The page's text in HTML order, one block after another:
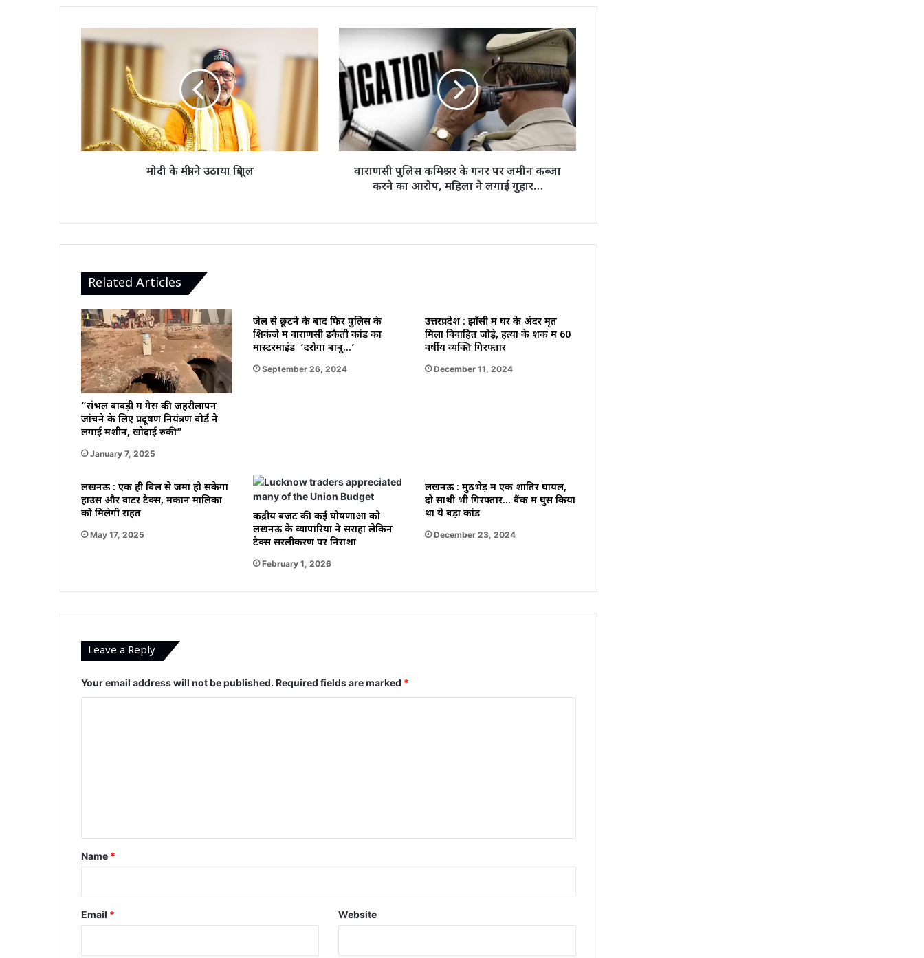
मोदी के मंत्री ने उठाया त्रिशूल
वाराणसी
कमिश्नर
के
गनर
पर
जमीन
कब्जा
करने
आरोप,
लगाई
वाराणसी पुलिस कमिश्नर के गनर पर जमीन कब्जा
करने का आरोप, महिला ने लगाई गुहार…
Related Articles
“संभल बावड़ी में गैस की जहरीलापन
जांचने के लिए प्रदूषण नियंत्रण बोर्ड ने
लगाई मशीन, खोदाई रुकी”
January 7, 2025
जेल से छूटने के बाद फिर पुलिस के
शिकंजे में वाराणसी डकैती कांड का
मास्टरमाइंड ‘दरोगा बाबू…’
September 26, 2024
उत्तरप्रदेश : झाँसी में घर के अंदर मृत
मिला विवाहित जोड़े, हत्या के शक में 60
वर्षीय व्यक्ति गिरफ्तार
December 11, 2024
लखनऊ : एक ही बिल से जमा हो सकेगा
हाउस और वाटर टैक्स, मकान मालिकों
को मिलेगी राहत
May 17, 2025
केंद्रीय बजट की कई घोषणाओं को
लखनऊ के व्यापारियों ने सराहा लेकिन
टैक्स सरलीकरण पर निराशा
February 1, 2026
लखनऊ : मुठभेड़ में एक शातिर घायल,
दो साथी भी गिरफ्तार… बैंक में घुस किया
था ये बड़ा कांड
December 23, 2024
Leave a Reply
Your email address will not be published. Required fields are marked *
*
Name *
Email * Website